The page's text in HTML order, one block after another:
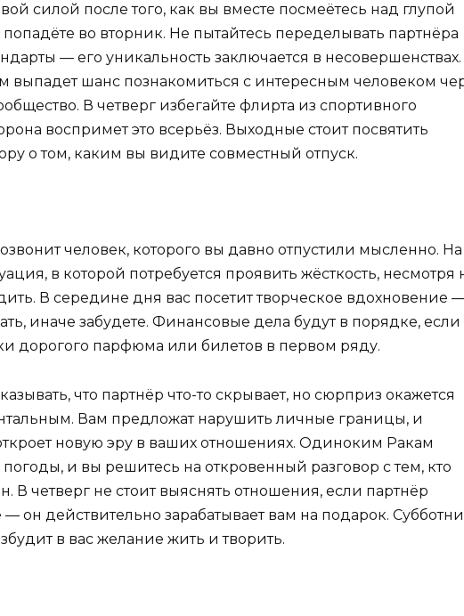
силой после того, как вы вместе посмеётесь над глупой
во вторник. Не пытайтесь переделывать партнёра
— его уникальность заключается в несовершенствах.
шанс познакомиться с интересным человеком
В четверг избегайте флирта из спортивного
воспримет это всерьёз. Выходные стоит посвятить
о том, каким вы видите совместный отпуск.
человек, которого вы давно отпустили мысленно. На
в которой потребуется проявить жёсткость, несмотря
В середине дня вас посетит творческое вдохновение
иначе забудете. Финансовые дела будут в порядке,
дорогого парфюма или билетов в первом ряду.
что партнёр что-то скрывает, но сюрприз окажется
Вам предложат нарушить личные границы, и
новую эру в ваших отношениях. Одиноким Ракам
и вы решитесь на откровенный разговор с тем, кто
В четверг не стоит выяснять отношения, если партнёр
— он действительно зарабатывает вам на подарок.
в вас желание жить и творить.